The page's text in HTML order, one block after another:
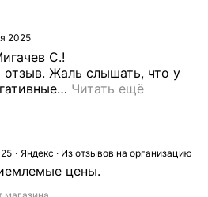
с
л
а
Ц
е
и
л
а
а
р
2025
С.!
… Читать ещё
Яндекс · Из отзывов на организацию
цены.